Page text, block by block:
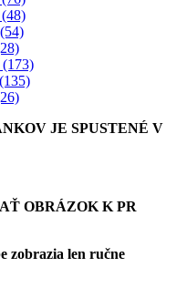
(173)
JE SPUSTENÉ V
OBRÁZOK K PR
zobrazia len ručne